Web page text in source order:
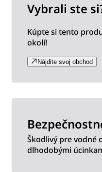
Vybrali ste
Kúpte si tento
okolí!
Nájdite svoj obchod
Škodlivý pre vodné
dlhodobými